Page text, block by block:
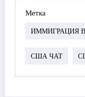
Метка
ИММИГРАЦИЯ
США ЧАТ